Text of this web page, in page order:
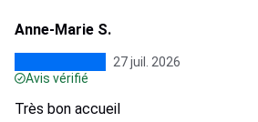
Anne-Marie S.
27 juil. 2026
Avis vérifié
Très bon accueil